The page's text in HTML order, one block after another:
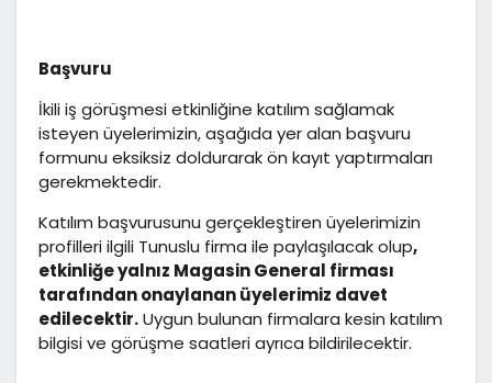
Başvuru
İkili iş görüşmesi etkinliğine katılım sağlamak
isteyen üyelerimizin, aşağıda yer alan başvuru
formunu eksiksiz doldurarak ön kayıt yaptırmaları
gerekmektedir.
Katılım başvurusunu gerçekleştiren üyelerimizin
profilleri ilgili Tunuslu firma ile paylaşılacak olup,
etkinliğe yalnız Magasin General firması
tarafından onaylanan üyelerimiz davet
edilecektir.Uygun bulunan firmalara kesin katılım
bilgisi ve görüşme saatleri ayrıca bildirilecektir.